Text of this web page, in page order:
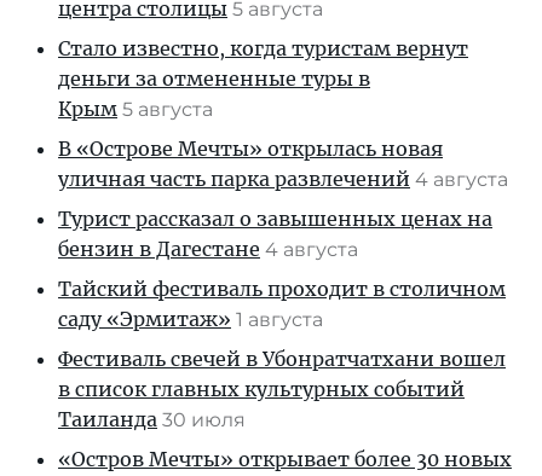
центра столицы 5 августа
Стало известно, когда туристам вернут
деньги за отмененные туры в
Крым 5 августа
В «Острове Мечты» открылась новая
уличная часть парка развлечений 4 августа
Турист рассказал о завышенных ценах на
бензин в Дагестане 4 августа
Тайский фестиваль проходит в столичном
саду «Эрмитаж» 1 августа
Фестиваль свечей в Убонратчатхани вошел
в список главных культурных событий
Таиланда 30 июля
«Остров Мечты» открывает более 30 новых